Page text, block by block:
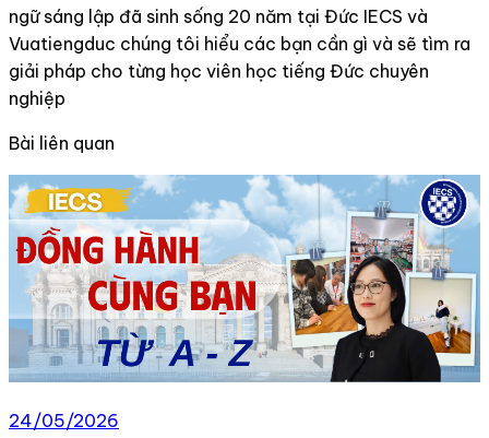
ngữ sáng lập đã sinh sống 20 năm tại Đức IECS và
Vuatiengduc chúng tôi hiểu các bạn cần gì và sẽ tìm ra
giải pháp cho từng học viên học tiếng Đức chuyên
nghiệp
Bài liên quan
24/05/2026